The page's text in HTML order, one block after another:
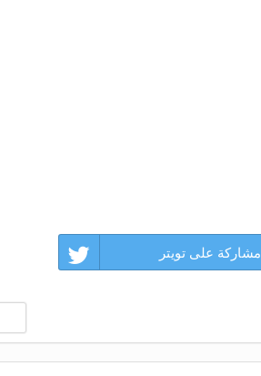
مشاركة على تويتر